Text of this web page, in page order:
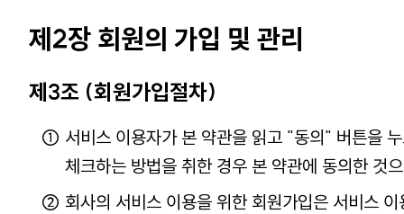
제2장 회원의 가입 및 관리
제3조 (회원가입절차)
서비스 이용자가 본 약관을 읽고 "동의" 버튼을
체크하는 방법을 취한 경우 본 약관에 동의한 것
회사의 서비스 이용을 위한 회원가입은 서비스